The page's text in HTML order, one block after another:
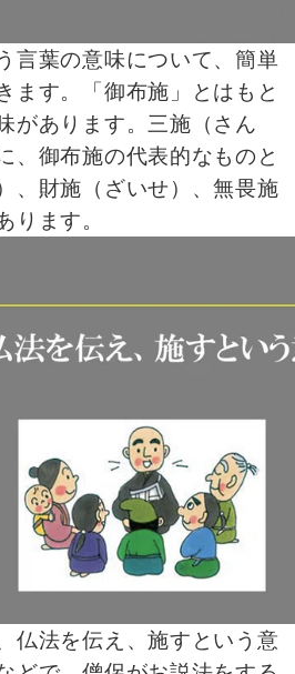
言葉の意味について、簡単
ます。「御布施」とはもと
があります。三施（さん
、御布施の代表的なものと
、財施（ざいせ）、無畏施
ります。
仏法を伝え、施すという意